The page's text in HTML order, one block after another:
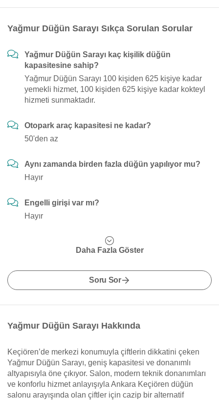
Yağmur Düğün Sarayı Sıkça Sorulan Sorular
Yağmur Düğün Sarayı kaç kişilik düğün
kapasitesine sahip?
Yağmur Düğün Sarayı 100 kişiden 625 kişiye kadar
yemekli hizmet, 100 kişiden 625 kişiye kadar kokteyl
hizmeti sunmaktadır.
Otopark araç kapasitesi ne kadar?
50'den az
Aynı zamanda birden fazla düğün yapılıyor mu?
Hayır
Engelli girişi var mı?
Hayır
Daha Fazla Göster
Soru Sor
Yağmur Düğün Sarayı Hakkında
Keçiören’de merkezi konumuyla çiftlerin dikkatini çeken
Yağmur Düğün Sarayı, geniş kapasitesi ve donanımlı
altyapısıyla öne çıkıyor. Salon, modern teknik donanımları
ve konforlu hizmet anlayışıyla Ankara Keçiören düğün
salonu arayışında olan çiftler için cazip bir alternatif